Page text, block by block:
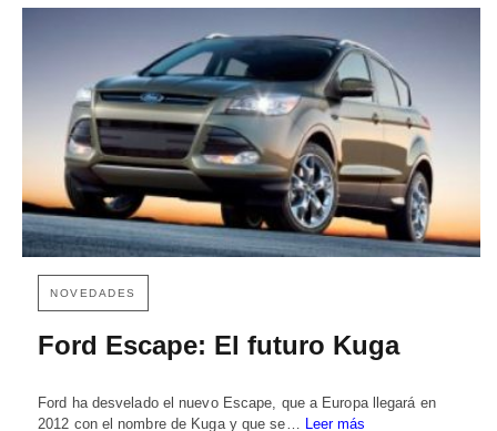
NOVEDADES
Ford Escape: El futuro Kuga
Ford ha desvelado el nuevo Escape, que a Europa llegará en
2012 con el nombre de Kuga y que se… Leer más